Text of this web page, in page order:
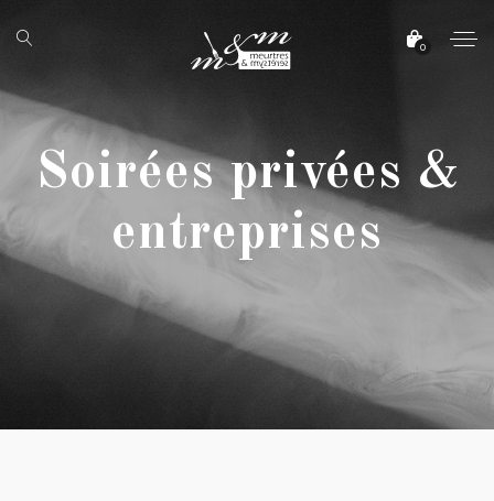
0
Soirées privées &
entreprises